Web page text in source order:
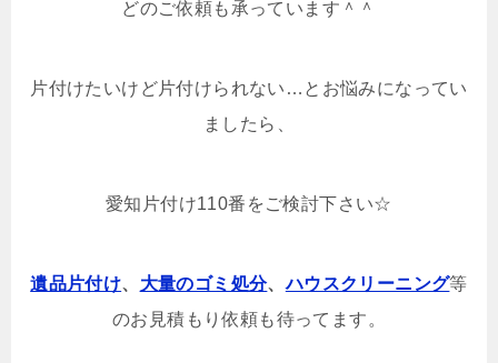
どのご依頼も承っています＾＾
片付けたいけど片付けられない…とお悩みになってい
ましたら、
愛知片付け110番をご検討下さい☆
遺品片付け、 大量のゴミ処分、ハウスクリーニング等
のお見積もり依頼も待ってます。